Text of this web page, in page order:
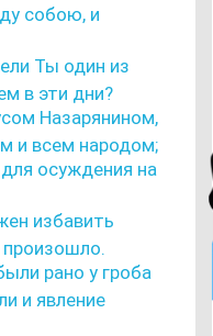
собою, и
Ты один из
в эти дни?
Назарянином,
и всем народом;
осуждения на
избавить
произошло.
рано у гроба
и явление